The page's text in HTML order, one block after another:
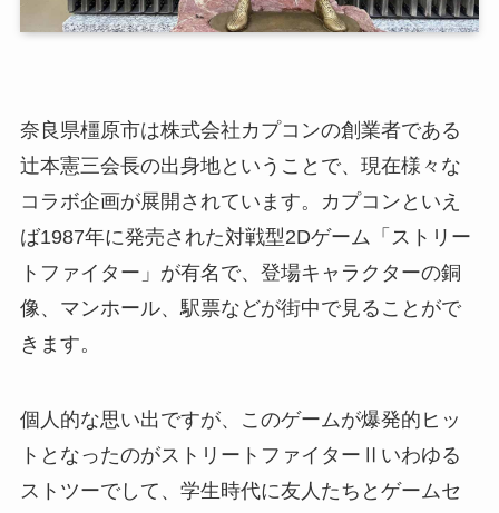
奈良県橿原市は株式会社カプコンの創業者である
辻本憲三会長の出身地ということで、現在様々な
コラボ企画が展開されています。カプコンといえ
ば1987年に発売された対戦型2Dゲーム「ストリー
トファイター」が有名で、登場キャラクターの銅
像、マンホール、駅票などが街中で見ることがで
きます。
個人的な思い出ですが、このゲームが爆発的ヒッ
トとなったのがストリートファイターⅡいわゆる
ストツーでして、学生時代に友人たちとゲームセ